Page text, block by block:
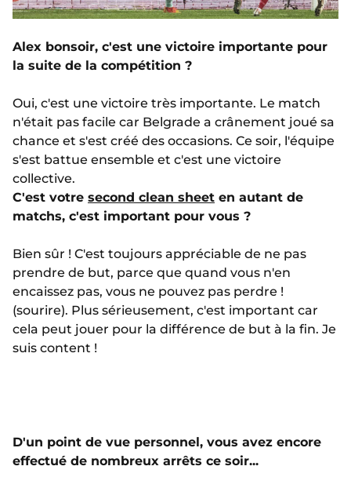
Alex bonsoir, c'est une victoire importante pour
la suite de la compétition ?
Oui, c'est une victoire très importante. Le match
n'était pas facile car Belgrade a crânement joué sa
chance et s'est créé des occasions. Ce soir, l'équipe
s'est battue ensemble et c'est une victoire
collective.
C'est votre second clean sheet en autant de
matchs, c'est important pour vous ?
Bien sûr ! C'est toujours appréciable de ne pas
prendre de but, parce que quand vous n'en
encaissez pas, vous ne pouvez pas perdre !
(sourire). Plus sérieusement, c'est important car
cela peut jouer pour la différence de but à la fin. Je
suis content !
D'un point de vue personnel, vous avez encore
effectué de nombreux arrêts ce soir...